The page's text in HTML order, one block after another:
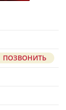
ПОЗВОНИТЬ